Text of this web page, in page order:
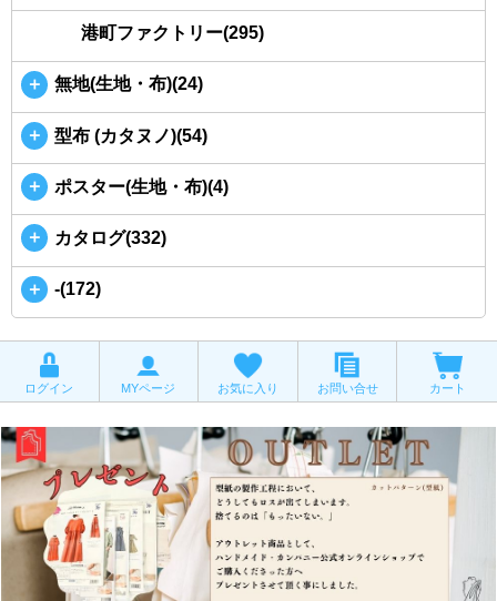
港町ファクトリー(295)
＋ 無地(生地・布)(24)
＋ 型布 (カタヌノ)(54)
＋ ポスター(生地・布)(4)
＋ カタログ(332)
＋ -(172)
ログイン MYページ お気に入り お問い合せ カート